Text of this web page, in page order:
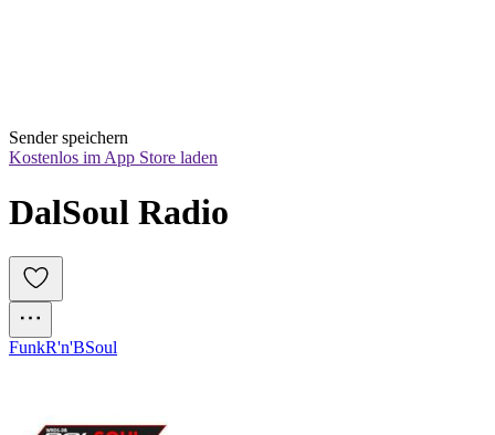
Sender speichern
Kostenlos im App Store laden
DalSoul Radio
FunkR'n'BSoul